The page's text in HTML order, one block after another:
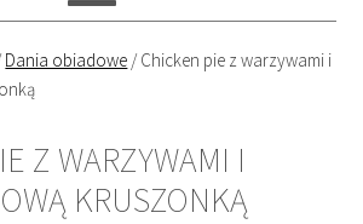
Dania obiadowe /Chicken pie z warzywami i
Z WARZYWAMI I
KRUSZONKĄ